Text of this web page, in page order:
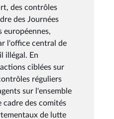
des contrôles
des Journées
européennes,
l'office central de
illégal. En
ciblées sur
réguliers
sur l'ensemble
des comités
de lutte